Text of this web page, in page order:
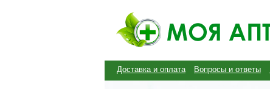
Доставка и оплата Вопросы и ответы